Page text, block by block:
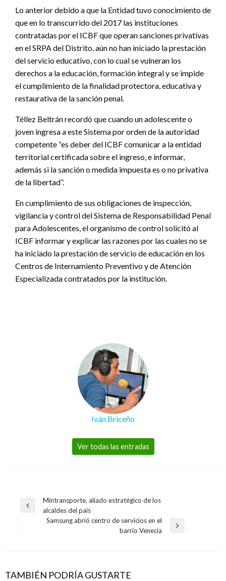
Lo anterior debido a que la Entidad tuvo conocimiento de
que en lo transcurrido del 2017 las instituciones
contratadas por el ICBF que operan sanciones privativas
en el SRPA del Distrito, aún no han iniciado la prestación
del servicio educativo, con lo cual se vulneran los
derechos a la educación, formación integral y se impide
el cumplimiento de la finalidad protectora, educativa y
restaurativa de la sanción penal.
Téllez Beltrán recordó que cuando un adolescente o
joven ingresa a este Sistema por orden de la autoridad
competente “es deber del ICBF comunicar a la entidad
territorial certificada sobre el ingreso, e informar,
además si la sanción o medida impuesta es o no privativa
de la libertad”.
En cumplimiento de sus obligaciones de inspección,
vigilancia y control del Sistema de Responsabilidad Penal
para Adolescentes, el organismo de control solicitó al
ICBF informar y explicar las razones por las cuales no se
ha iniciado la prestación de servicio de educación en los
Centros de Internamiento Preventivo y de Atención
Especializada contratados por la institución.
Iván Briceño
Ver todas las entradas
Navegación
Entrada
Mintransporte, aliado estratégico de los
alcaldes del país
Samsung abrió centro de servicios en el
barrio Venecia
TAMBIÉN PODRÍA GUSTARTE